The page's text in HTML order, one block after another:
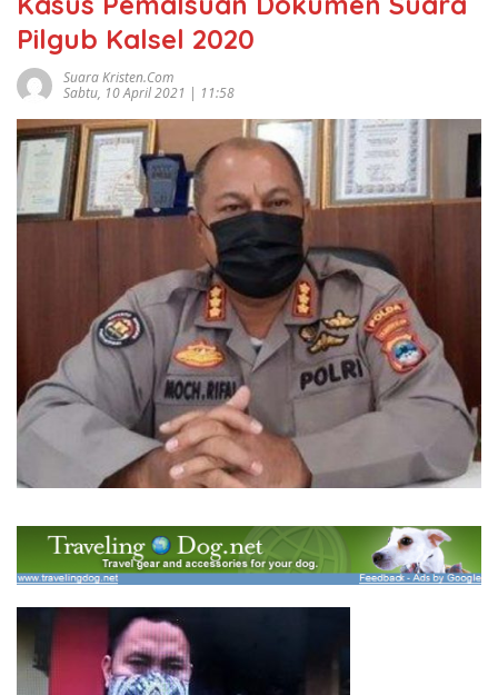
Pilgub Kalsel 2020
Suara Kristen.com
Sabtu, 10 April 2021 | 11:58